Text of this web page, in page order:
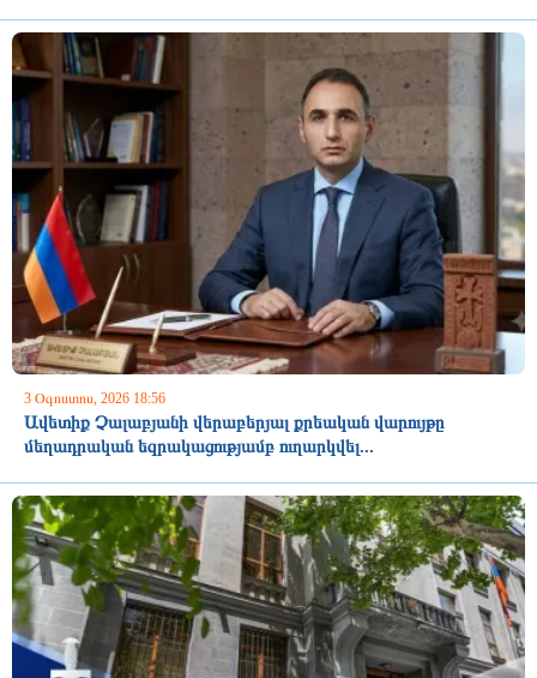
3 Օգոստոս, 2026 18:56
Ավետիք Չալաբյանի վերաբերյալ քրեական վարույթը
մեղադրական եզրակացությամբ ուղարկվել...